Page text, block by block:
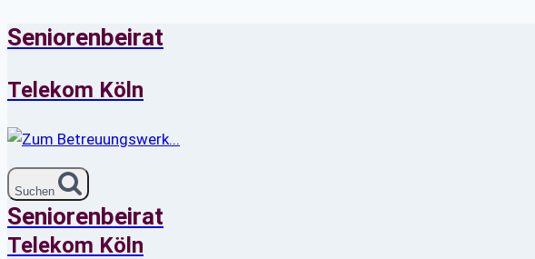
Zum
springen
Seniorenbeirat
Telekom Köln
Suchen
Seniorenbeirat
Telekom Köln